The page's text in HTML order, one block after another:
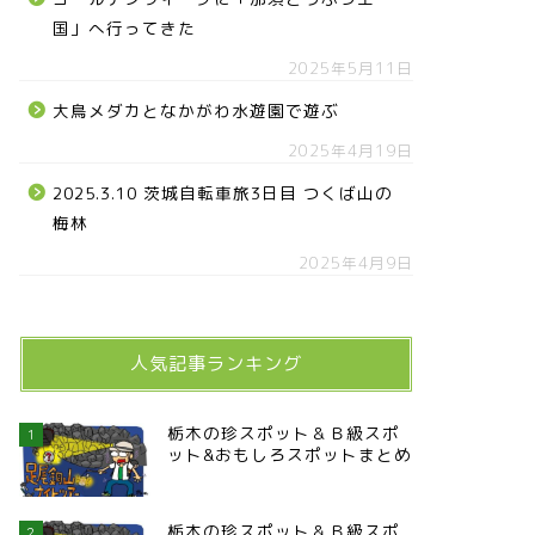
国」へ行ってきた
2025年5月11日
大鳥メダカとなかがわ水遊園で遊ぶ
2025年4月19日
2025.3.10 茨城自転車旅3日目 つくば山の
梅林
2025年4月9日
人気記事ランキング
1
栃木の珍スポット＆Ｂ級スポ
ット&おもしろスポットまとめ